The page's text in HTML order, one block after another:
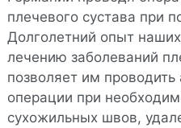
плечевого сустава при
Долголетний опыт
лечению заболеваний
позволяет им проводить
операции при
сухожильных швов,